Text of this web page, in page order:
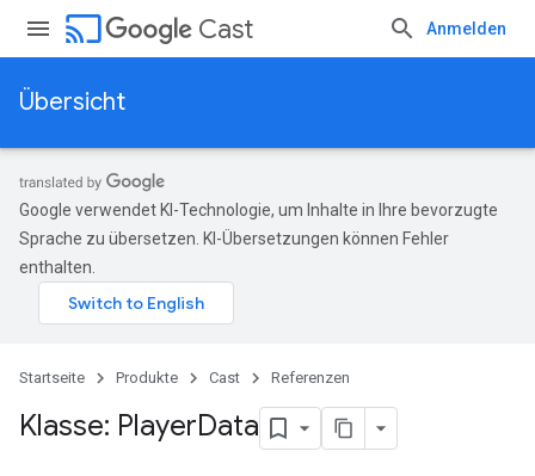
cast Cast Anmelden
Übersicht
Google verwendet KI-Technologie, um Inhalte in Ihre bevorzugte
Sprache zu übersetzen. KI-Übersetzungen können Fehler
enthalten.
Startseite Produkte Cast Referenzen
Klasse: PlayerData